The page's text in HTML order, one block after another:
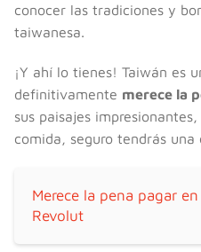
conocer las tradiciones y
taiwanesa.
¡Y ahí lo tienes! Taiwán es
definitivamente merece la
sus paisajes
comida, seguro tendrás
Merece la pena pagar
Revolut